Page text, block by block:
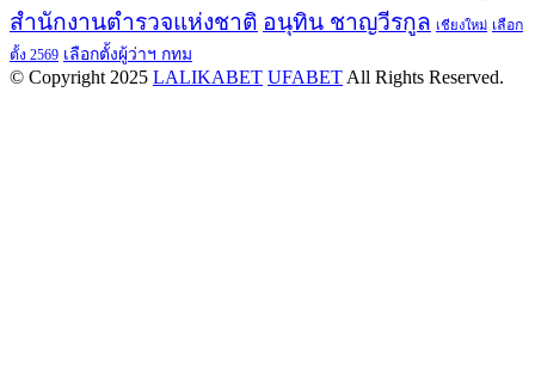
สำนักงานตำรวจแห่งชาติ อนุทิน ชาญวีรกูล เชียงใหม่ เลือก
ตั้ง 2569 เลือกตั้งผู้ว่าฯ กทม
© Copyright 2025 LALIKABET UFABET All Rights Reserved.